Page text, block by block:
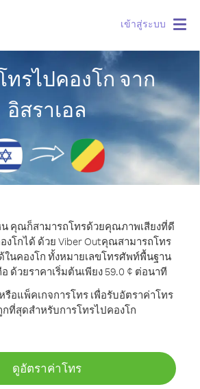
เข้าสู่ระบบ
ทรไปคองโก จาก
อิสราเอล
คุณก็สามารถโทรด้วยคุณภาพเสียงที่ดี
งโกได้ ด้วย Viber Outคุณสามารถโทร
ในคองโก ทั้งหมายเลขโทรศัพท์พื้นฐาน
ด้วยราคาเริ่มต้นเพียง 59.0 ¢ ต่อนาที
อแพ็คเกจการโทร เพื่อรับอัตราค่าโทร
ที่สุดสำหรับการโทรไปคองโก
ดูอัตราค่าโทร